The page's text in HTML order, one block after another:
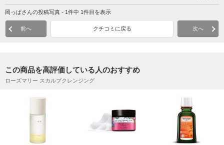
岡っぱさんの投稿写真 - 1件中 1件目を表示
前へ クチコミに戻る 次へ
この商品を高評価している人のおすすめ
ローズマリー スカルプクレンジング